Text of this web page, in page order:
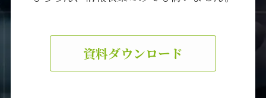
資料ダウンロード